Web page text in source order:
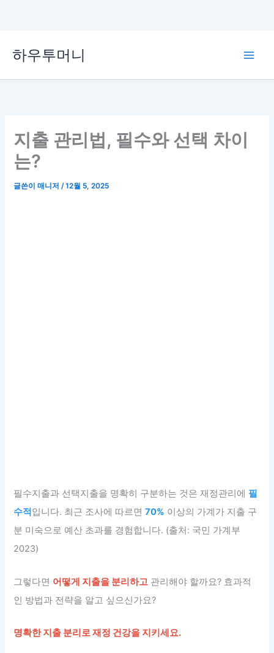
로
하우투머니
지출 관리법, 필수와 선택 차이
는?
글쓴이매니저/12월 5, 2025
필수지출과 선택지출을 명확히 구분하는 것은 재정관리에 필
수적 입니다. 최근 조사에 따르면70% 이상의 가계가 지출 구
분 미숙으로 예산 초과를 경험합니다. (출처: 국민 가계부
2023)
그렇다면 어떻게 지출을 분리하고 관리해야 할까요? 효과적
인 방법과 전략을 알고 싶으신가요?
명확한 지출 분리로 재정 건강을 지키세요.